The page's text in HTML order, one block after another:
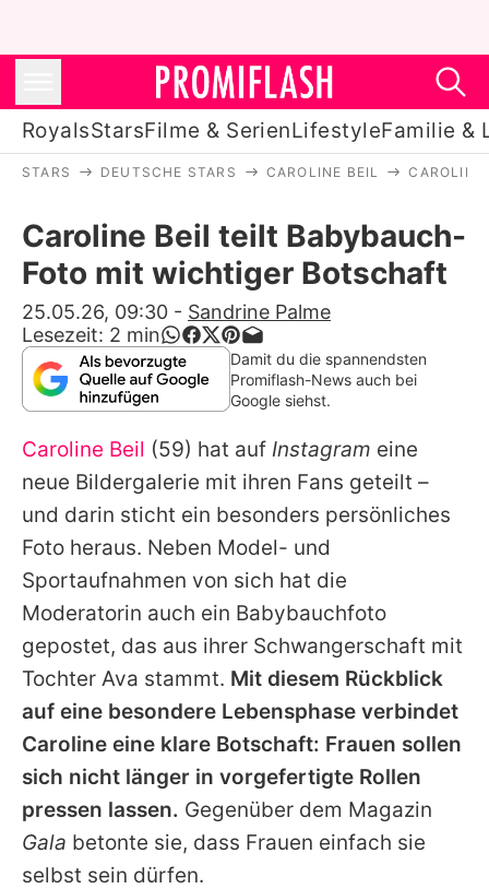
RoyalsStarsFilme & SerienLifestyleFamilie &
Stars
Filme & Serien
Lifestyle
Familie & Liebe
Alle Themen auf Promiflash
Jobs
App runterladen
Team
Redaktionelle Richtlinien
Impressum
Datenschutzerklärung
Nutzungsbedingungen
Utiq verwalten
STARS DEUTSCHE STARS CAROLINE BEIL
Caroline Beil teilt Babybauch-
Foto mit wichtiger Botschaft
25.05.26, 09:30 - Sandrine Palme
Lesezeit: 2 min
Damit du die spannendsten
Promiflash-News auch bei
Google siehst.
Caroline Beil (59) hat auf Instagram eine
neue Bildergalerie mit ihren Fans geteilt –
und darin sticht ein besonders persönliches
Foto heraus. Neben Model- und
Sportaufnahmen von sich hat die
Moderatorin auch ein Babybauchfoto
gepostet, das aus ihrer Schwangerschaft mit
Tochter Ava stammt. Mit diesem Rückblick
auf eine besondere Lebensphase verbindet
Caroline eine klare Botschaft: Frauen sollen
sich nicht länger in vorgefertigte Rollen
pressen lassen. Gegenüber dem Magazin
Gala betonte sie, dass Frauen einfach sie
selbst sein dürfen.